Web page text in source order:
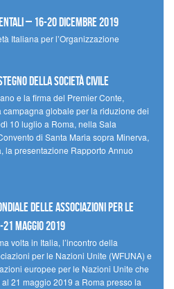
– 16-20 Dicembre 2019
Italiana per l’Organizzazione
della società civile
e la firma del Premier Conte,
globale per la riduzione dei
10 luglio a Roma, nella Sala
di Santa Maria sopra Minerva,
la presentazione Rapporto Annuo
delle Associazioni per le
21 maggio 2019
volta in Italia, l’incontro della
per le Nazioni Unite (WFUNA) e
europee per le Nazioni Unite che
21 maggio 2019 a Roma presso la